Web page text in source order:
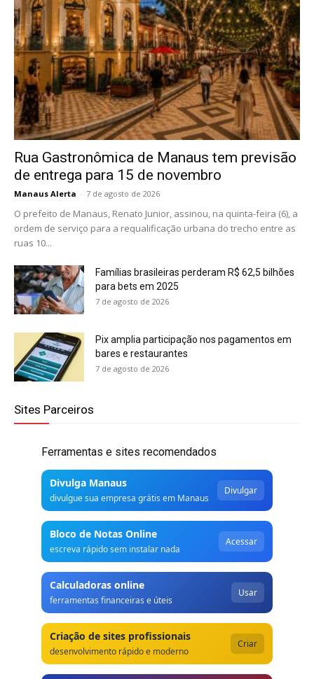
Rua Gastronômica de Manaus tem previsão
de entrega para 15 de novembro
Manaus Alerta - 7 de agosto de 2026
O prefeito de Manaus, Renato Junior, assinou, na quinta-feira (6), a
ordem de serviço para a requalificação urbana do trecho entre as
ruas 10...
Famílias brasileiras perderam R$ 62,5 bilhões
para bets em 2025
7 de agosto de 2026
Pix amplia participação nos pagamentos em
bares e restaurantes
7 de agosto de 2026
Sites Parceiros
Ferramentas e sites recomendados
Divulga Manaus
divulgue sua empresa grátis em Manaus
Divulgar
Bloco de Notas Online
escreva rápido sem instalar nada
Acessar
Calculadoras online
ferramentas financeiras e úteis
Usar
Criação de sites profissionais
desenvolvimento rápido e moderno
Criar